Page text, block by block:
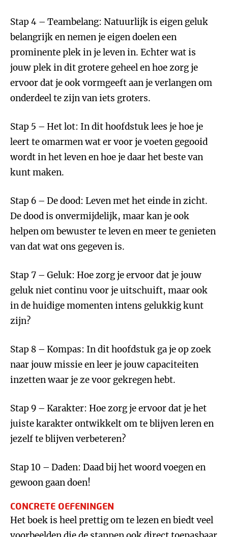
Stap 4 – Teambelang: Natuurlijk is eigen geluk
belangrijk en nemen je eigen doelen een
prominente plek in je leven in. Echter wat is
jouw plek in dit grotere geheel en hoe zorg je
ervoor dat je ook vormgeeft aan je verlangen om
onderdeel te zijn van iets groters.
Stap 5 – Het lot: In dit hoofdstuk lees je hoe je
leert te omarmen wat er voor je voeten gegooid
wordt in het leven en hoe je daar het beste van
kunt maken.
Stap 6 – De dood: Leven met het einde in zicht.
De dood is onvermijdelijk, maar kan je ook
helpen om bewuster te leven en meer te genieten
van dat wat ons gegeven is.
Stap 7 – Geluk: Hoe zorg je ervoor dat je jouw
geluk niet continu voor je uitschuift, maar ook
in de huidige momenten intens gelukkig kunt
zijn?
Stap 8 – Kompas: In dit hoofdstuk ga je op zoek
naar jouw missie en leer je jouw capaciteiten
inzetten waar je ze voor gekregen hebt.
Stap 9 – Karakter: Hoe zorg je ervoor dat je het
juiste karakter ontwikkelt om te blijven leren en
jezelf te blijven verbeteren?
Stap 10 – Daden: Daad bij het woord voegen en
gewoon gaan doen!
CONCRETE OEFENINGEN
Het boek is heel prettig om te lezen en biedt veel